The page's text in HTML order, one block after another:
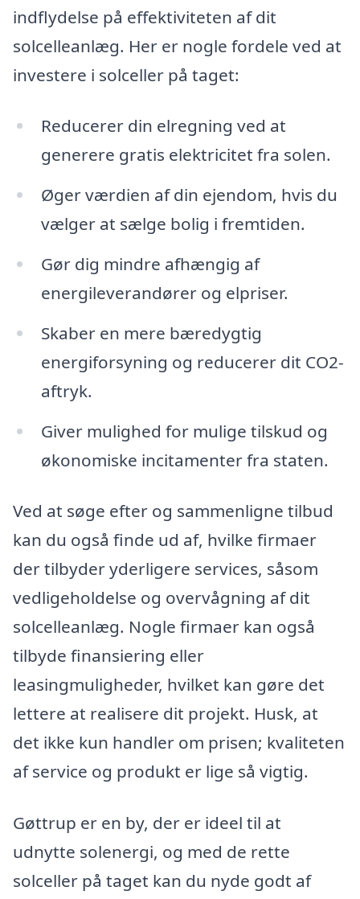
indflydelse på effektiviteten af dit
solcelleanlæg. Her er nogle fordele ved at
investere i solceller på taget:
Reducerer din elregning ved at
generere gratis elektricitet fra solen.
Øger værdien af din ejendom, hvis du
vælger at sælge bolig i fremtiden.
Gør dig mindre afhængig af
energileverandører og elpriser.
Skaber en mere bæredygtig
energiforsyning og reducerer dit CO2-
aftryk.
Giver mulighed for mulige tilskud og
økonomiske incitamenter fra staten.
Ved at søge efter og sammenligne tilbud
kan du også finde ud af, hvilke firmaer
der tilbyder yderligere services, såsom
vedligeholdelse og overvågning af dit
solcelleanlæg. Nogle firmaer kan også
tilbyde finansiering eller
leasingmuligheder, hvilket kan gøre det
lettere at realisere dit projekt. Husk, at
det ikke kun handler om prisen; kvaliteten
af service og produkt er lige så vigtig.
Gøttrup er en by, der er ideel til at
udnytte solenergi, og med de rette
solceller på taget kan du nyde godt af